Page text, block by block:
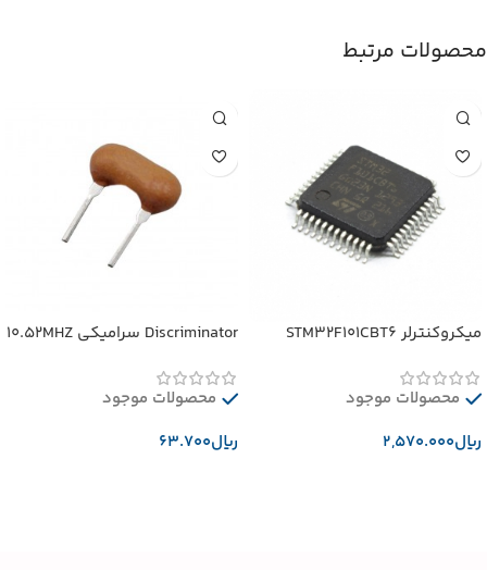
محصولات مرتبط
میکروکنترلر STM32F101CBT6
محصولات موجود
﷼
Discriminator سرامیکی 10.52MHZ
محصولات موجود
﷼